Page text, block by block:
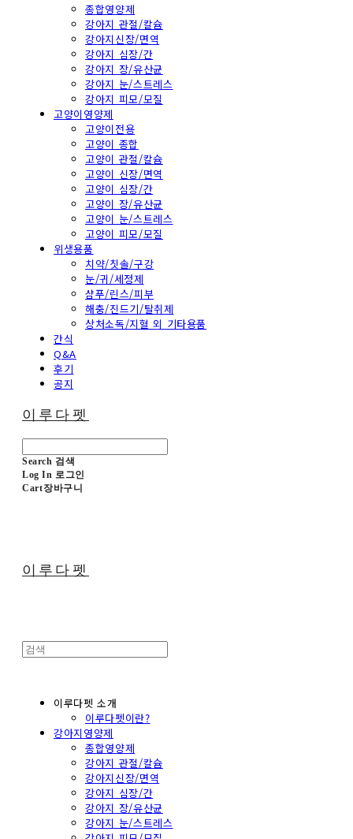
종합영양제
강아지 관절/칼슘
강아지신장/면역
강아지 심장/간
강아지 장/유산균
강아지 눈/스트레스
강아지 피모/모질
고양이영양제
고양이전용
고양이 종합
고양이 관절/칼슘
고양이 신장/면역
고양이 심장/간
고양이 장/유산균
고양이 눈/스트레스
고양이 피모/모질
위생용품
치약/칫솔/구강
눈/귀/세정제
샴푸/린스/피부
해충/진드기/탈취제
상처소독/지혈 외 기타용품
간식
Q&A
후기
공지
이루다펫
Search 검색
Log In 로그인
Cart장바구니
이루다펫
이루다펫 소개
이루다펫이란?
강아지영양제
종합영양제
강아지 관절/칼슘
강아지신장/면역
강아지 심장/간
강아지 장/유산균
강아지 눈/스트레스